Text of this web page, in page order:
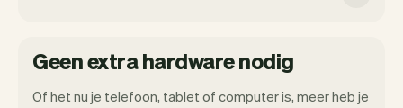
Geen extra hardware nodig
Of het nu je telefoon, tablet of computer is, meer heb je